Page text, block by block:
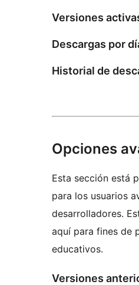
Versiones
Descargas por
Historial de
Opciones
Esta sección está
para los usuarios
desarrolladores.
aquí para fines de
educativos.
Versiones